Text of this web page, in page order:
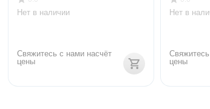
Нет в наличии
Свяжитесь с нами насчёт
цены
Нет в
цены